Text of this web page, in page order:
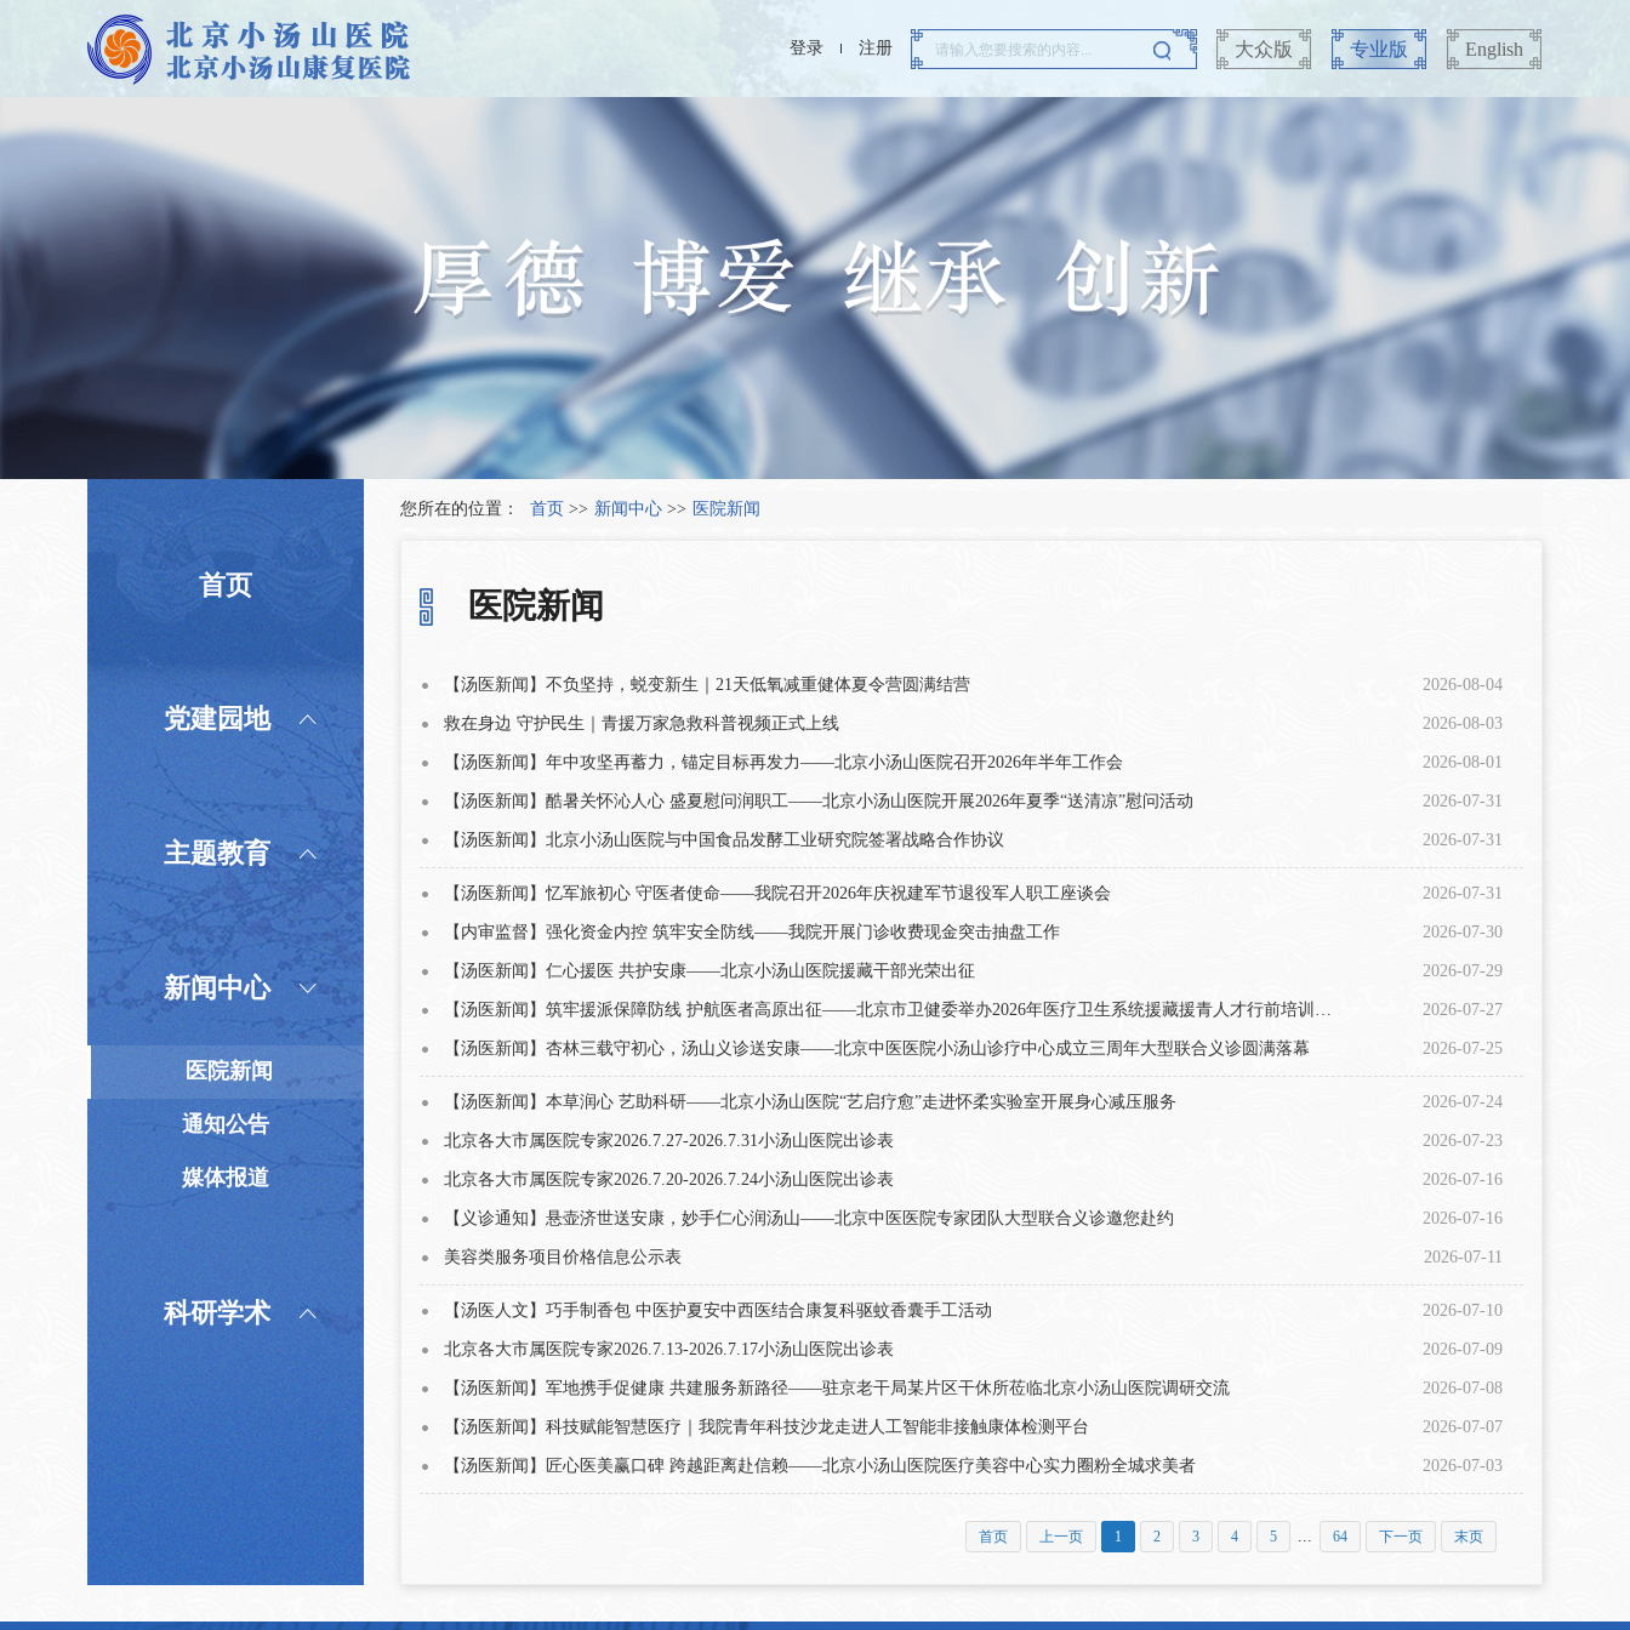
登录 注册 大众版 专业版 English
首页
党建园地
主题教育
新闻中心
医院新闻
通知公告
媒体报道
科研学术
您所在的位置： 首页 >> 新闻中心 >> 医院新闻
医院新闻
【汤医新闻】不负坚持，蜕变新生｜21天低氧减重健体夏令营圆满结营 2026-08-04
救在身边 守护民生｜青援万家急救科普视频正式上线 2026-08-03
【汤医新闻】年中攻坚再蓄力，锚定目标再发力——北京小汤山医院召开2026年半年工作会 2026-08-01
【汤医新闻】酷暑关怀沁人心 盛夏慰问润职工——北京小汤山医院开展2026年夏季“送清凉”慰问活动 2026-07-31
【汤医新闻】北京小汤山医院与中国食品发酵工业研究院签署战略合作协议 2026-07-31
【汤医新闻】忆军旅初心 守医者使命——我院召开2026年庆祝建军节退役军人职工座谈会 2026-07-31
【内审监督】强化资金内控 筑牢安全防线——我院开展门诊收费现金突击抽盘工作 2026-07-30
【汤医新闻】仁心援医 共护安康——北京小汤山医院援藏干部光荣出征 2026-07-29
【汤医新闻】筑牢援派保障防线 护航医者高原出征——北京市卫健委举办2026年医疗卫生系统援藏援青人才行前培训… 2026-07-27
【汤医新闻】杏林三载守初心，汤山义诊送安康——北京中医医院小汤山诊疗中心成立三周年大型联合义诊圆满落幕 2026-07-25
【汤医新闻】本草润心 艺助科研——北京小汤山医院“艺启疗愈”走进怀柔实验室开展身心减压服务 2026-07-24
北京各大市属医院专家2026.7.27-2026.7.31小汤山医院出诊表 2026-07-23
北京各大市属医院专家2026.7.20-2026.7.24小汤山医院出诊表 2026-07-16
【义诊通知】悬壶济世送安康，妙手仁心润汤山——北京中医医院专家团队大型联合义诊邀您赴约 2026-07-16
美容类服务项目价格信息公示表 2026-07-11
【汤医人文】巧手制香包 中医护夏安中西医结合康复科驱蚊香囊手工活动 2026-07-10
北京各大市属医院专家2026.7.13-2026.7.17小汤山医院出诊表 2026-07-09
【汤医新闻】军地携手促健康 共建服务新路径——驻京老干局某片区干休所莅临北京小汤山医院调研交流 2026-07-08
【汤医新闻】科技赋能智慧医疗｜我院青年科技沙龙走进人工智能非接触康体检测平台 2026-07-07
【汤医新闻】匠心医美赢口碑 跨越距离赴信赖——北京小汤山医院医疗美容中心实力圈粉全城求美者 2026-07-03
首页 上一页 1 2 3 4 5 ... 64 下一页 末页